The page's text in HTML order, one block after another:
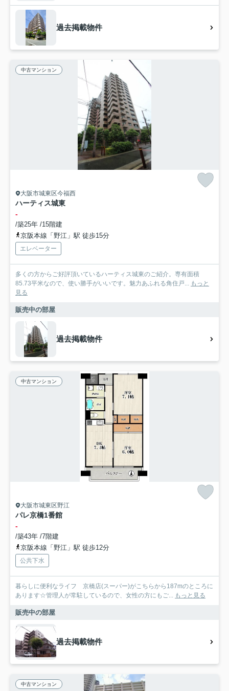
過去掲載物件
中古マンション
大阪市城東区今福西
ハーティス城東
-
/築25年 /15階建
京阪本線「野江」駅 徒歩15分
エレベーター
多くの方からご好評頂いているハーティス城東のご紹介。専有面積
85.73平米なので、使い勝手がいいです。魅力あふれる角住戸... もっと
見る
販売中の部屋
過去掲載物件
中古マンション
大阪市城東区野江
パレ京橋1番館
-
/築43年 /7階建
京阪本線「野江」駅 徒歩12分
公共下水
暮らしに便利なライフ 京橋店(スーパー)がこちらから187mのところに
あります☆管理人が常駐しているので、女性の方にもご...
もっと見る
販売中の部屋
過去掲載物件
中古マンション